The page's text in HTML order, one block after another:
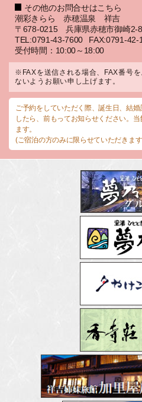
その他のお問合せはこちら
潮彩きらら 赤穂温泉 祥吉
〒678-0215 兵庫県赤穂市御崎2-8
TEL:0791-43-7600
FAX:0791-42-
受付時間：10:00～18:00
※FAXを送信される場合、FAX番号
ないようお願い申し上げます。
ご予約をしていただく際、誕生日、結
したら、前もってお知らせください。
ます。
(ご宿泊の方のみに限らせていただきま